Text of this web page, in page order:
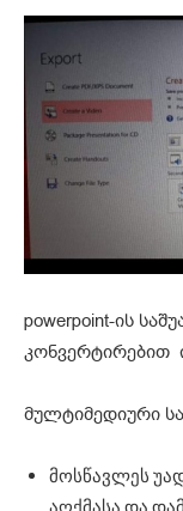
powerpoint-ის
კონვერტირებით
მულტიმედიური
მოსწავლეს